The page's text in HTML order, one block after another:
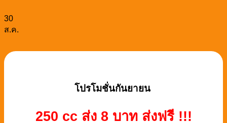
30
ส.ค.
โปรโมชั่นกันยายน
250 cc ส่ง 8 บาท ส่งฟรี !!!